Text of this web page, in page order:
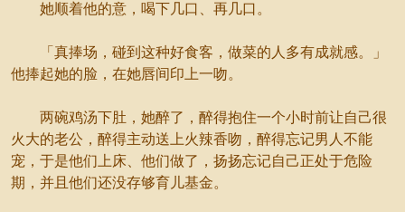
她顺着他的意，喝下几口、再几口。
「真捧场，碰到这种好食客，做菜的人多有成就感。」
他捧起她的脸，在她唇间印上一吻。
两碗鸡汤下肚，她醉了，醉得抱住一个小时前让自己很
火大的老公，醉得主动送上火辣香吻，醉得忘记男人不能
宠，于是他们上床、他们做了，扬扬忘记自己正处于危险
期，并且他们还没存够育儿基金。